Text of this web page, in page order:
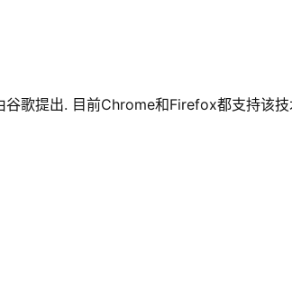
歌提出. 目前Chrome和Firefox都支持该技